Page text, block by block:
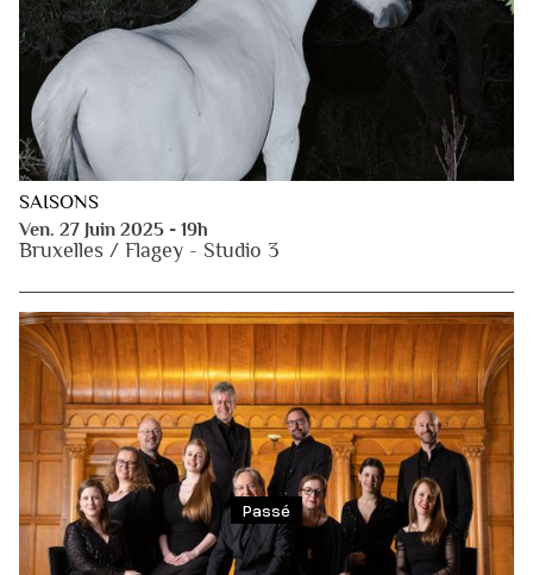
SAISONS
Ven. 27 Juin 2025 - 19h
Bruxelles / Flagey - Studio 3
Passé